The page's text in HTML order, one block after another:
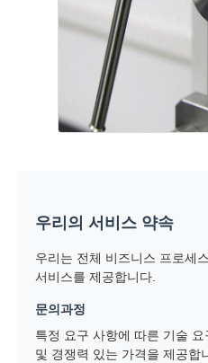
우리의 서비스 약속
우리는 전체 비즈니스 프로세
서비스를 제공합니다.
문의과정
특정 요구 사항에 따른 기술
및 경쟁력 있는 가격을 제공합